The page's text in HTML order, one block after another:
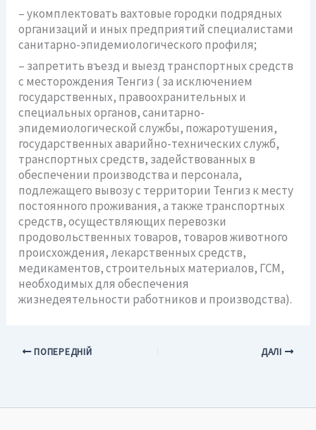
– укомплектовать вахтовые городки подрядных
организаций и иных предприятий специалистами
санитарно-эпидемиологического профиля;
– запретить въезд и выезд транспортных средств
с месторождения Тенгиз ( за исключением
государственных, правоохранительных и
специальных органов, санитарно-
эпидемиологической службы, пожаротушения,
государственных аварийно-технических служб,
транспортных средств, задействованных в
обеспечении производства и персонала,
подлежащего вывозу с территории Тенгиз к месту
постоянного проживания, а также транспортных
средств, осуществляющих перевозки
продовольственных товаров, товаров животного
происхождения, лекарственных средств,
медикаментов, строительных материалов, ГСМ,
необходимых для обеспечения
жизнедеятельности работников и производства).
ПОПЕРЕДНІЙ ДАЛІ